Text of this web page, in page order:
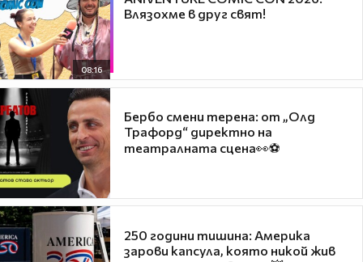
08:16
Влязохме в друг свят!
Бербо смени терена: от „Олд
Трафорд“ директно на
театралната сцена👀⚽
250 години тишина: Америка
зарови капсула, която никой жив